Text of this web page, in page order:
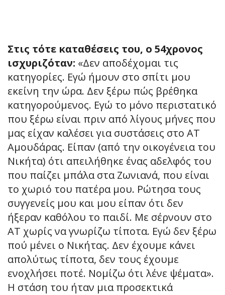
Στις τότε καταθέσεις του, ο 54χρονος
ισχυριζόταν: «Δεν αποδέχομαι τις
κατηγορίες. Εγώ ήμουν στο σπίτι μου
εκείνη την ώρα. Δεν ξέρω πώς βρέθηκα
κατηγορούμενος. Εγώ το μόνο περιστατικό
που ξέρω είναι πριν από λίγους μήνες που
μας είχαν καλέσει για συστάσεις στο ΑΤ
Αμουδάρας. Είπαν (από την οικογένεια του
Νικήτα) ότι απειλήθηκε ένας αδελφός του
που παίζει μπάλα στα Ζωνιανά, που είναι
το χωριό του πατέρα μου. Ρώτησα τους
συγγενείς μου και μου είπαν ότι δεν
ήξεραν καθόλου το παιδί. Με σέρνουν στο
ΑΤ χωρίς να γνωρίζω τίποτα. Εγώ δεν ξέρω
πού μένει ο Νικήτας. Δεν έχουμε κάνει
απολύτως τίποτα, δεν τους έχουμε
ενοχλήσει ποτέ. Νομίζω ότι λένε ψέματα».
Η στάση του ήταν μια προσεκτικά